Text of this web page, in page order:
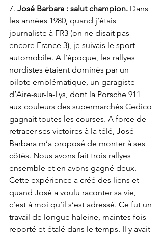
7. José Barbara : salut champion. Dans
les années 1980, quand j’étais
journaliste à FR3 (on ne disait pas
encore France 3), je suivais le sport
automobile. A l’époque, les rallyes
nordistes étaient dominés par un
pilote emblématique, un garagiste
d’Aire-sur-la-Lys, dont la Porsche 911
aux couleurs des supermarchés Cedico
gagnait toutes les courses. A force de
retracer ses victoires à la télé, José
Barbara m’a proposé de monter à ses
côtés. Nous avons fait trois rallyes
ensemble et en avons gagné deux.
Cette expérience a créé des liens et
quand José a voulu raconter sa vie,
c’est à moi qu’il s’est adressé. Ce fut un
travail de longue haleine, maintes fois
reporté et étalé dans le temps. Il y avait